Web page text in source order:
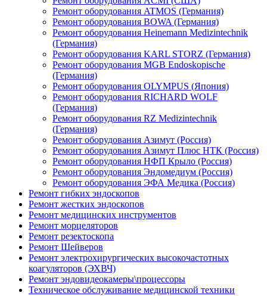
Ремонт оборудования ATMOS (Германия)
Ремонт оборудования BOWA (Германия)
Ремонт оборудования Heinemann Medizintechnik
(Германия)
Ремонт оборудования KARL STORZ (Германия)
Ремонт оборудования MGB Endoskopische
(Германия)
Ремонт оборудования OLYMPUS (Япония)
Ремонт оборудования RICHARD WOLF
(Германия)
Ремонт оборудования RZ Medizintechnik
(Германия)
Ремонт оборудования Азимут (Россия)
Ремонт оборудования Азимут Плюс НТК (Россия)
Ремонт оборудования НФП Крыло (Россия)
Ремонт оборудования Эндомедиум (Россия)
Ремонт оборудования ЭФА Медика (Россия)
Ремонт гибких эндоскопов
Ремонт жестких эндоскопов
Ремонт медицинских инструментов
Ремонт морцеляторов
Ремонт резектоскопа
Ремонт Шейверов
Ремонт электрохирургических высокочастотных
коагуляторов (ЭХВЧ)
Ремонт эндовидеокамеры\процессоры
Техническое обслуживание медицинской техники